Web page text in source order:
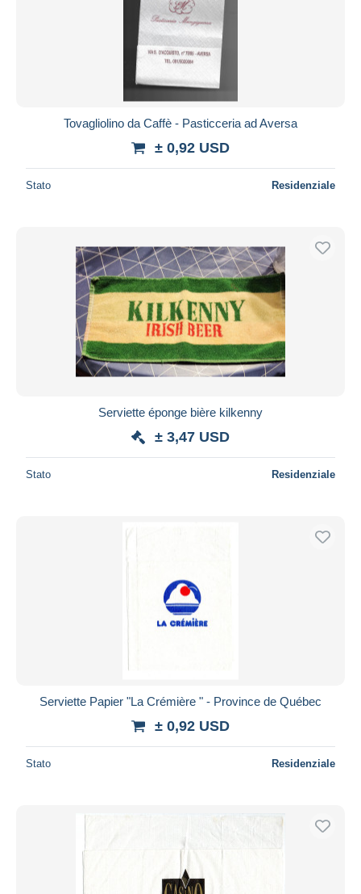
Tovagliolino da Caffè - Pasticceria ad Aversa
± 0,92 USD
Stato Residenziale
Serviette éponge bière kilkenny
± 3,47 USD
Stato Residenziale
Serviette Papier "La Crémière " - Province de Québec
± 0,92 USD
Stato Residenziale